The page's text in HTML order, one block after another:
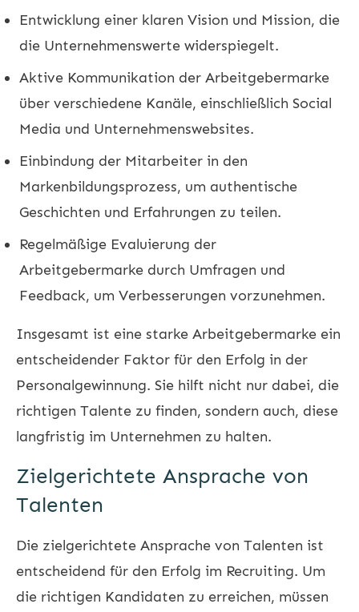
Entwicklung einer klaren Vision und Mission, die
die Unternehmenswerte widerspiegelt.
Aktive Kommunikation der Arbeitgebermarke
über verschiedene Kanäle, einschließlich Social
Media und Unternehmenswebsites.
Einbindung der Mitarbeiter in den
Markenbildungsprozess, um authentische
Geschichten und Erfahrungen zu teilen.
Regelmäßige Evaluierung der
Arbeitgebermarke durch Umfragen und
Feedback, um Verbesserungen vorzunehmen.
Insgesamt ist eine starke Arbeitgebermarke ein
entscheidender Faktor für den Erfolg in der
Personalgewinnung. Sie hilft nicht nur dabei, die
richtigen Talente zu finden, sondern auch, diese
langfristig im Unternehmen zu halten.
Zielgerichtete Ansprache von
Talenten
Die zielgerichtete Ansprache von Talenten ist
entscheidend für den Erfolg im Recruiting. Um
die richtigen Kandidaten zu erreichen, müssen